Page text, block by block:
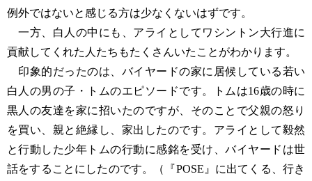
例外ではないと感じる方は少なくないはずです。
一方、白人の中にも、アライとしてワシントン大行進に
貢献してくれた人たちもたくさんいたことがわかります。
印象的だったのは、バイヤードの家に居候している若い
白人の男の子・トムのエピソードです。トムは16歳の時に
黒人の友達を家に招いたのですが、そのことで父親の怒り
を買い、親と絶縁し、家出したのです。アライとして毅然
と行動した少年トムの行動に感銘を受け、バイヤードは世
話をすることにしたのです。（『POSE』に出てくる、行き